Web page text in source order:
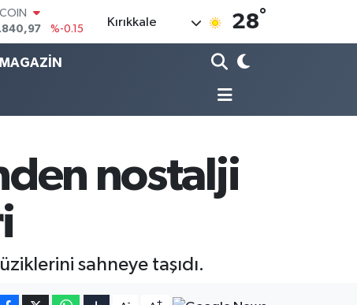
%0.18
%0.32
%-14
Kırıkkale 28°
MAGAZİN
nostalji
sahneye taşıdı.
- +